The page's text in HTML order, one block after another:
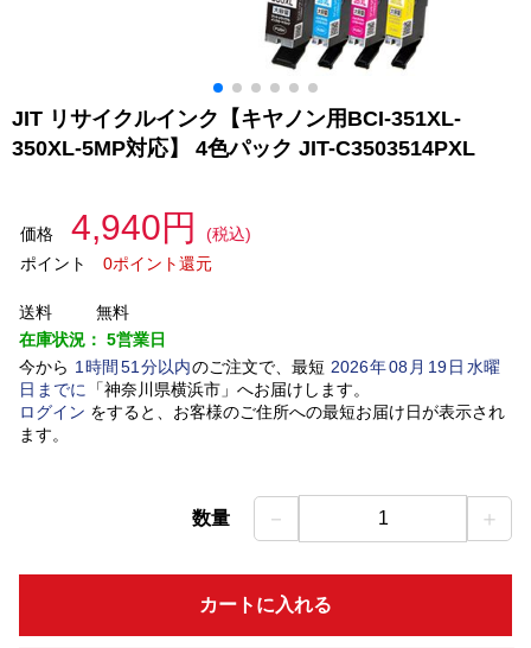
JIT リサイクルインク【キヤノン用BCI-351XL-
350XL-5MP対応】 4色パック JIT-C3503514PXL
価格 4,940円
(税込)
ポイント
0ポイント還元
送料
無料
在庫状況： 5営業日
今から 1 時間 51 分以内のご注文で、最短 2026年08 月 19日水曜
日 までに 「神奈川県横浜市」 へお届けします。
ログイン をすると、お客様のご住所への最短お届け日が表示され
ます。
数量 － 1 ＋
カートに入れる